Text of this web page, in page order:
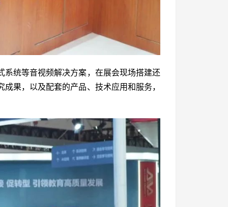
统等音视频解决方案，在展会现场搭建还
果，以及配套的产品、技术应用和服务，